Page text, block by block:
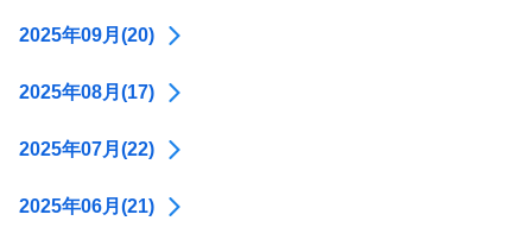
2025年09月(20)
2025年08月(17)
2025年07月(22)
2025年06月(21)